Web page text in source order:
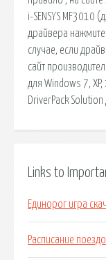
i-SENSYS MF3010
драйвера
случае, если
сайт
для Windows 7,
DriverPack
Links to
Единорог игра
Расписание